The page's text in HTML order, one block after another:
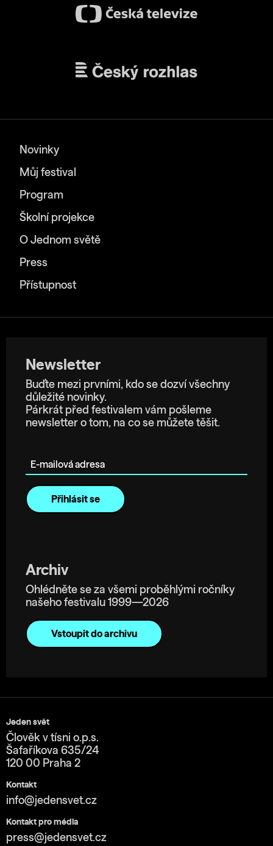
Novinky
Můj festival
Program
Školní projekce
O Jednom světě
Press
Přístupnost
Newsletter
Buďte mezi prvními, kdo se dozví všechny
důležité novinky.
Párkrát před festivalem vám pošleme
newsletter o tom, na co se můžete těšit.
Archiv
Ohlédněte se za všemi proběhlými ročníky
našeho festivalu 1999—2026
Vstoupit do archivu
Jeden svět
Člověk v tísni o.p.s.
Šafaříkova 635/24
120 00 Praha 2
Kontakt
info@jedensvet.cz
Kontakt pro média
press@jedensvet.cz